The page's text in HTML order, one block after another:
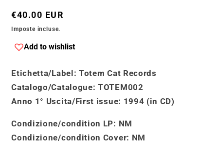
modale
Prezzo
di
€40.00 EUR
Imposte incluse.
Add to wishlist
Etichetta/Label: Totem Cat Records
Catalogo/Catalogue: TOTEM002
Anno 1° Uscita/First issue: 1994 (in CD)
Condizione/condition LP: NM
Condizione/condition Cover: NM